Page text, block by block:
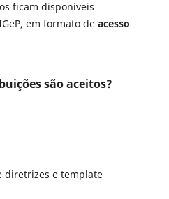
ficam disponíveis
em formato de acesso
são aceitos?
diretrizes e template